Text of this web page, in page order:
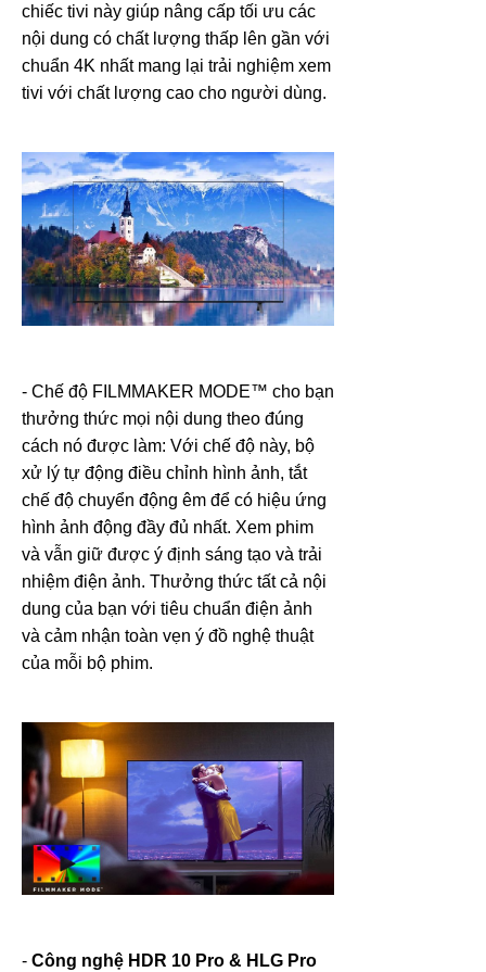
chiếc tivi này giúp nâng cấp tối ưu các
nội dung có chất lượng thấp lên gần với
chuẩn 4K nhất mang lại trải nghiệm xem
tivi với chất lượng cao cho người dùng.
- Chế độ FILMMAKER MODE™ cho bạn
thưởng thức mọi nội dung theo đúng
cách nó được làm: Với chế độ này, bộ
xử lý tự động điều chỉnh hình ảnh, tắt
chế độ chuyển động êm để có hiệu ứng
hình ảnh động đầy đủ nhất. Xem phim
và vẫn giữ được ý định sáng tạo và trải
nhiệm điện ảnh. Thưởng thức tất cả nội
dung của bạn với tiêu chuẩn điện ảnh
và cảm nhận toàn vẹn ý đồ nghệ thuật
của mỗi bộ phim.
- Công nghệ HDR 10 Pro & HLG Pro